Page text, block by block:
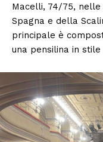
Macelli, 74/75, nelle
Spagna e della
principale è
una pensilina in